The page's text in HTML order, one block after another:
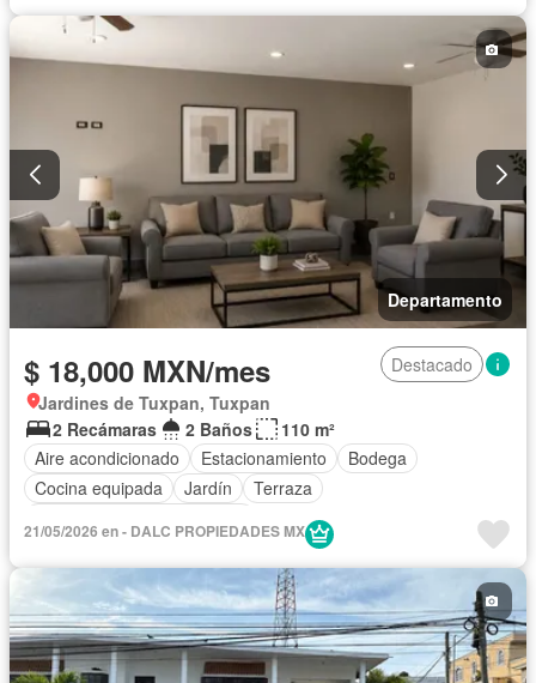
Departamento
$ 18,000 MXN/mes
Destacado
Jardines de Tuxpan, Tuxpan
2 Recámaras
2 Baños
110 m²
Aire acondicionado
Estacionamiento
Bodega
Cocina equipada
Jardín
Terraza
21/05/2026 en - DALC PROPIEDADES MX